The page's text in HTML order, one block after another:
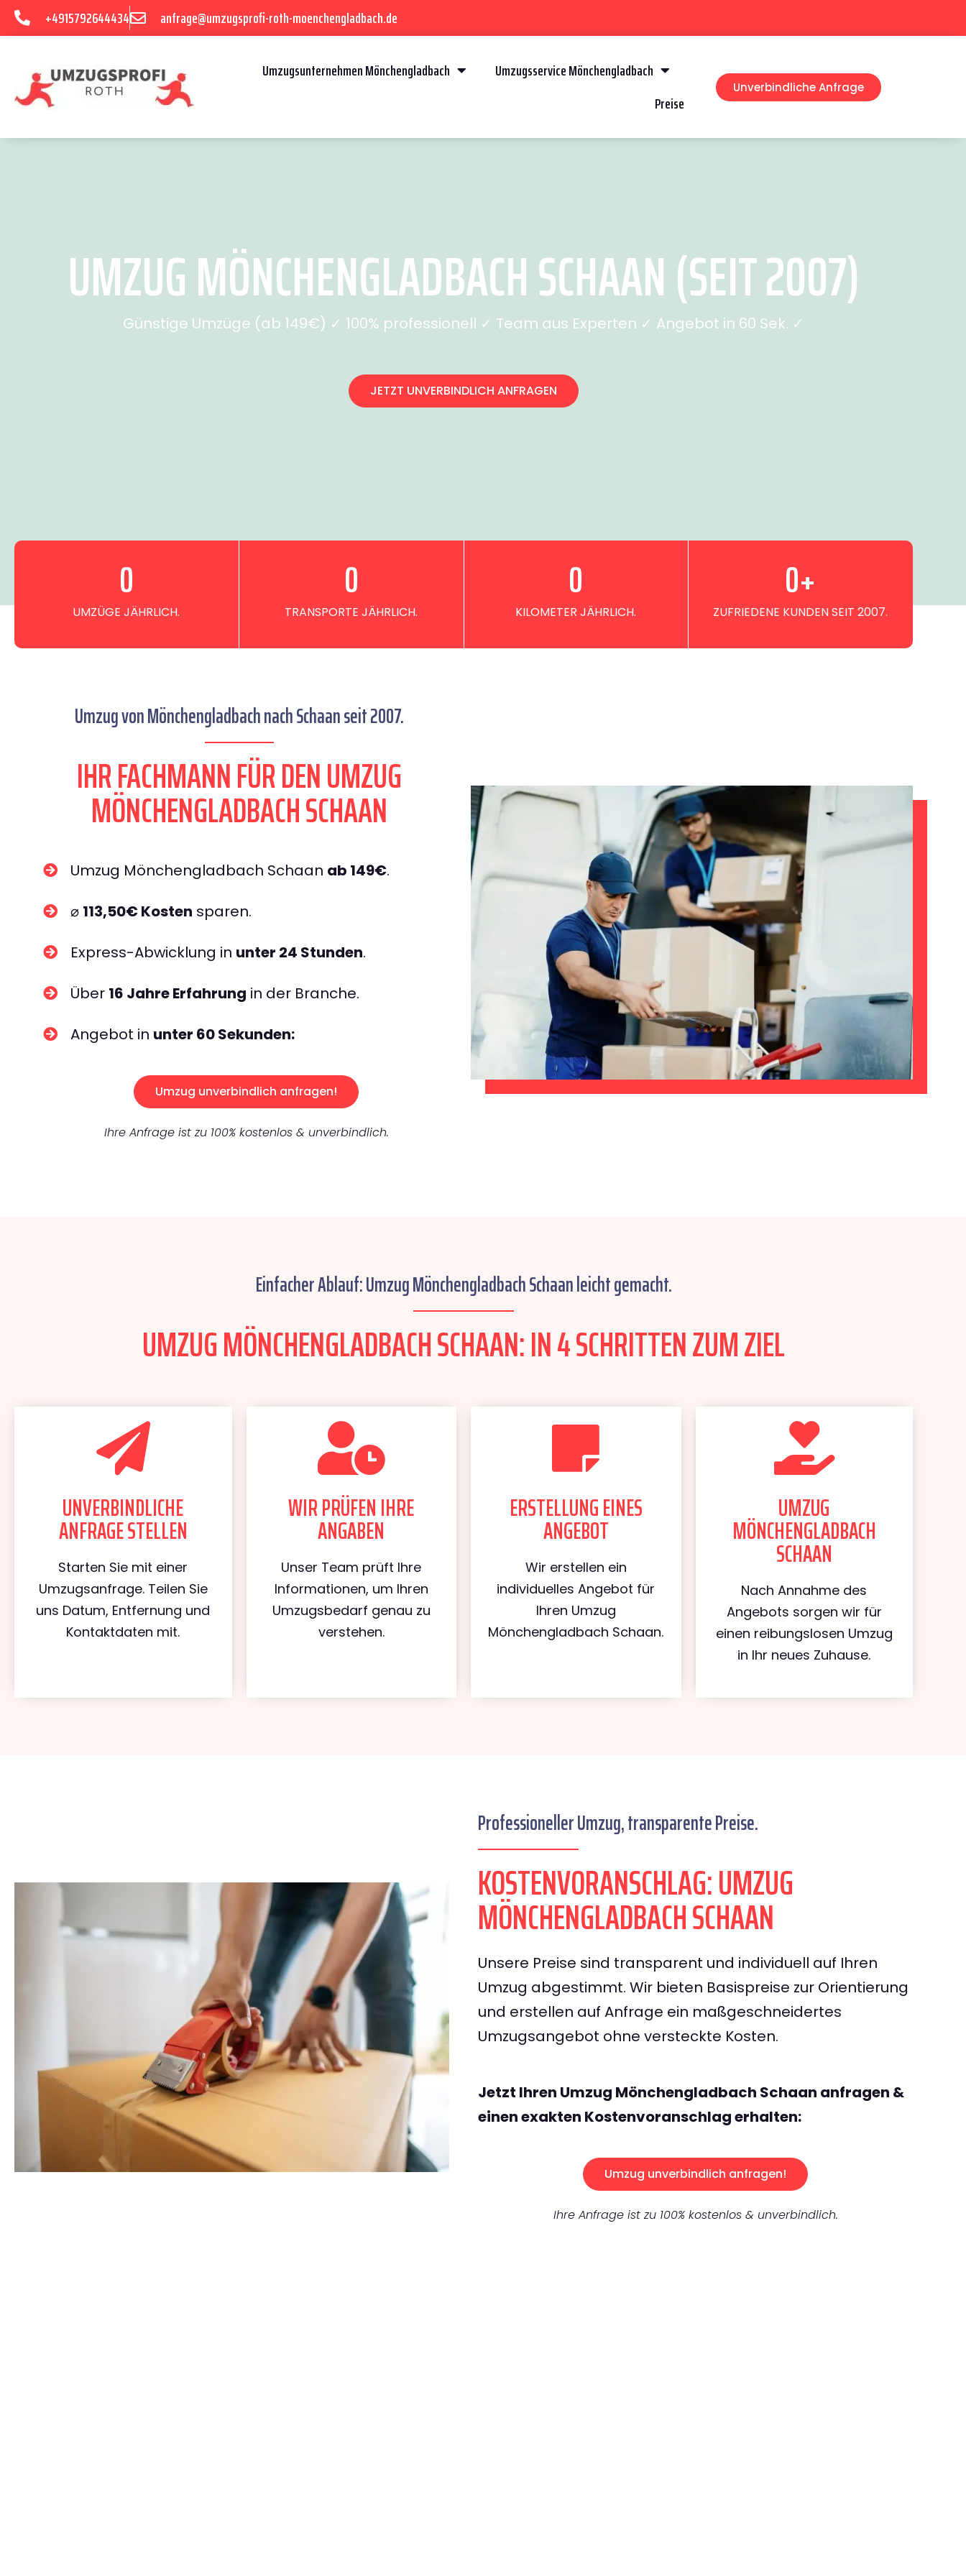
+4915792644434 anfrage@umzugsprofi-roth-moenchengladbach.de
Umzugsunternehmen Mönchengladbach
Umzugsservice Mönchengladbach
Preise
Unverbindliche Anfrage
UMZUG MÖNCHENGLADBACH SCHAAN (SEIT 2007)
Günstige Umzüge (ab 149€) ✓ 100% professionell ✓ Team aus Experten ✓ Angebot in 60 Sek. ✓
JETZT UNVERBINDLICH ANFRAGEN
UMZÜGE JÄHRLICH.
0
TRANSPORTE JÄHRLICH.
0
KILOMETER JÄHRLICH.
0
ZUFRIEDENE KUNDEN SEIT 2007.
0+
Umzug von Mönchengladbach nach Schaan seit 2007.
IHR FACHMANN FÜR DEN UMZUG
MÖNCHENGLADBACH SCHAAN
Umzug Mönchengladbach Schaan ab 149€.
⌀ 113,50€ Kosten sparen.
Express-Abwicklung in unter 24 Stunden.
Über 16 Jahre Erfahrung in der Branche.
Angebot in unter 60 Sekunden:
Umzug unverbindlich anfragen!
Ihre Anfrage ist zu 100% kostenlos & unverbindlich.
Einfacher Ablauf: Umzug Mönchengladbach Schaan leicht gemacht.
UMZUG MÖNCHENGLADBACH SCHAAN: IN 4 SCHRITTEN ZUM ZIEL
UNVERBINDLICHE
ANFRAGE STELLEN
Starten Sie mit einer
Umzugsanfrage. Teilen Sie
uns Datum, Entfernung und
Kontaktdaten mit.
WIR PRÜFEN IHRE
ANGABEN
Unser Team prüft Ihre
Informationen, um Ihren
Umzugsbedarf genau zu
verstehen.
ERSTELLUNG EINES
ANGEBOT
Wir erstellen ein
individuelles Angebot für
Ihren Umzug
Mönchengladbach Schaan.
UMZUG
MÖNCHENGLADBACH
SCHAAN
Nach Annahme des
Angebots sorgen wir für
einen reibungslosen Umzug
in Ihr neues Zuhause.
Professioneller Umzug, transparente Preise.
KOSTENVORANSCHLAG: UMZUG
MÖNCHENGLADBACH SCHAAN
Unsere Preise sind transparent und individuell auf Ihren
Umzug abgestimmt. Wir bieten Basispreise zur Orientierung
und erstellen auf Anfrage ein maßgeschneidertes
Umzugsangebot ohne versteckte Kosten.
Jetzt Ihren Umzug Mönchengladbach Schaan anfragen &
einen exakten Kostenvoranschlag erhalten:
Umzug unverbindlich anfragen!
Ihre Anfrage ist zu 100% kostenlos & unverbindlich.